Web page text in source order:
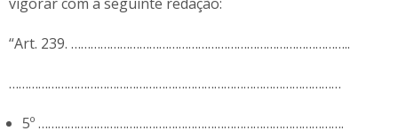
“Art. 239. …………………………………………………………………………..
…………………………………………………………………………………………
5º ………………………………………………………………………………….